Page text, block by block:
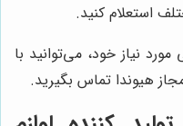
استعلام کنید.
نیاز خود، می‌توانید با
هیوندا تماس بگیرید.